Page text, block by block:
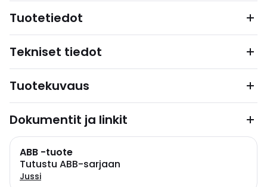
Tuotetiedot
Tekniset tiedot
Tuotekuvaus
Dokumentit ja linkit
ABB -tuote
Tutustu ABB-sarjaan
Jussi